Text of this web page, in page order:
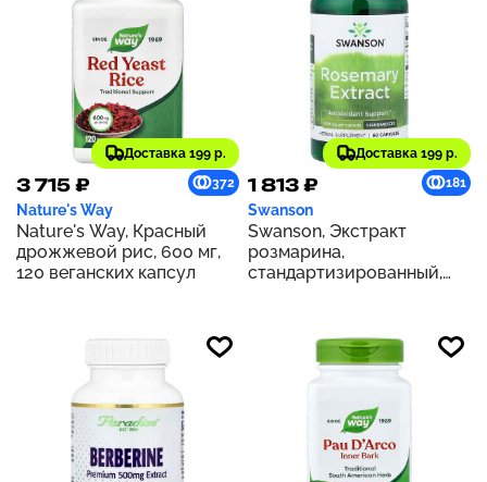
Доставка 199 р.
3 715 ₽ 372
Nature's Way
Nature's Way, Красный
дрожжевой рис, 600 мг,
120 веганских капсул
Доставка 199 р.
1 813 ₽ 181
Swanson
Swanson, Экстракт
розмарина,
стандартизированный,